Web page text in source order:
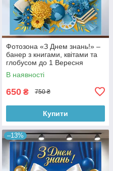
Фотозона «З Днем знань!» –
банер з книгами, квітами та
глобусом до 1 Вересня
120x120см, №41121
В наявності
650 ₴ 750 ₴
Купити
–13%